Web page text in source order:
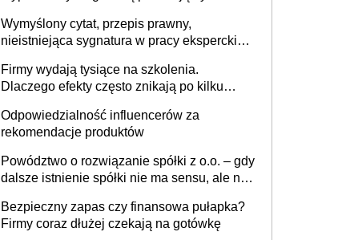
Wymyślony cytat, przepis prawny,
nieistniejąca sygnatura w pracy eksperckiej -
firmie
Firmy wydają tysiące na szkolenia.
Dlaczego efekty często znikają po kilku
Odpowiedzialność influencerów za
rekomendacje produktów
Powództwo o rozwiązanie spółki z o.o. – gdy
dalsze istnienie spółki nie ma sensu, ale nie
Bezpieczny zapas czy finansowa pułapka?
Firmy coraz dłużej czekają na gotówkę